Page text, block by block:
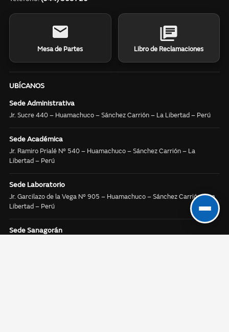
Mesa de Partes Libro de Reclamaciones
UBÍCANOS
Sede Administrativa
Jr. Sucre 440 – Huamachuco – Sánchez Carrión – La Libertad – Perú
Sede Académica
Jr. Ramiro Prialé N° 540 – Huamachuco – Sánchez Carrión – La
Libertad – Perú
Sede Laboratorio
Jr. Garcilazo de la Vega N° 905 – Huamachuco – Sánchez Carrión – La
Libertad – Perú
Sede Sanagorán